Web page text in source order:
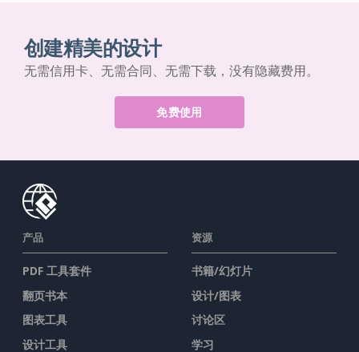
创建精美的设计
无需信用卡、无需合同、无需下载，没有隐藏费用。
免费使用
产品
PDF 工具套件
翻页书本
图表工具
设计工具
资源
书籍/幻灯片
设计/图表
讨论区
学习